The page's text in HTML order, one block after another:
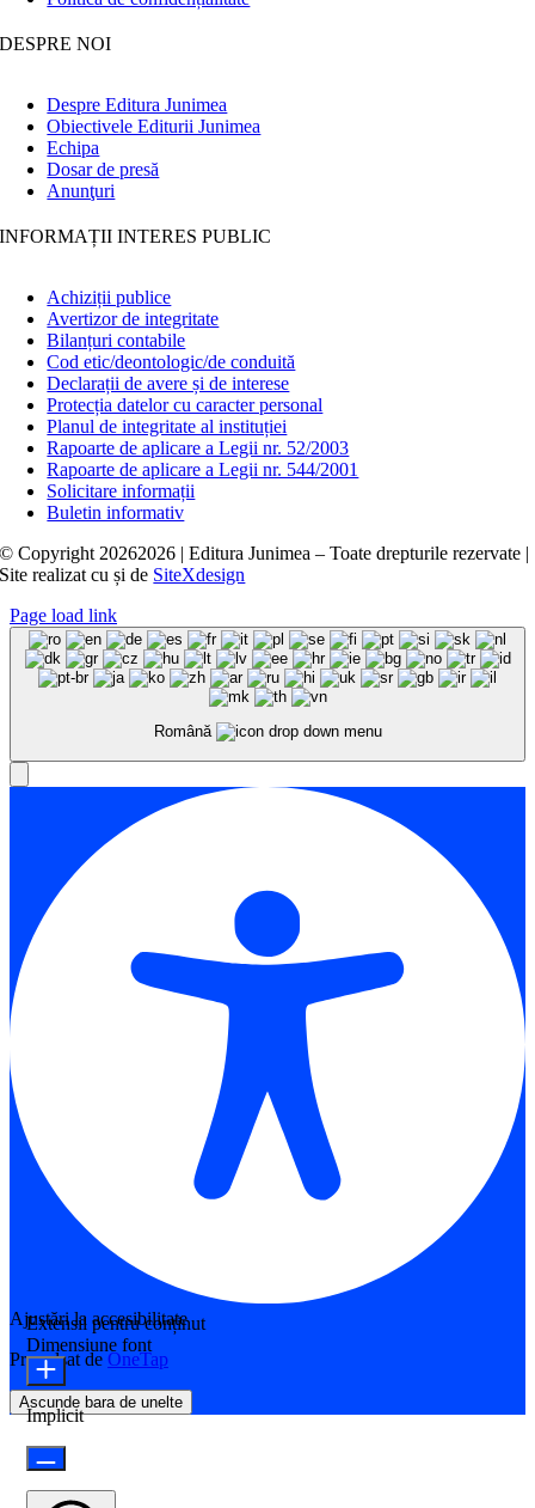
DESPRE NOI
Despre Editura Junimea
Obiectivele Editurii Junimea
Echipa
Dosar de presă
Anunţuri
INFORMAȚII INTERES PUBLIC
Achiziții publice
Avertizor de integritate
Bilanțuri contabile
Cod etic/deontologic/de conduită
Declarații de avere și de interese
Protecția datelor cu caracter personal
Planul de integritate al instituției
Rapoarte de aplicare a Legii nr. 52/2003
Rapoarte de aplicare a Legii nr. 544/2001
Solicitare informații
Buletin informativ
© Copyright 20262026 | Editura Junimea – Toate drepturile rezervate |
Site realizat cușide SiteXdesign
Page load link
Română
Ajustări la accesibilitate
Propulsat de OneTap
Ascunde bara de unelte
Extensii pentru conținut
Dimensiune font
Implicit